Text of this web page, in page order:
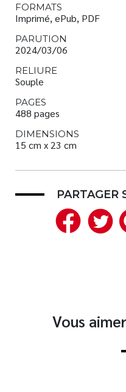
FORMATS
Imprimé, ePub, PDF
PARUTION
2024/03/06
RELIURE
Souple
PAGES
488 pages
DIMENSIONS
15 cm x 23 cm
PARTAGER
Vous